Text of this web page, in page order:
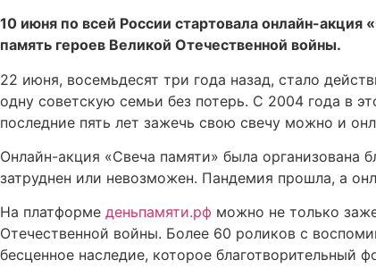
10 июня по всей России стартовала онлайн-акция
память героев Великой Отечественной войны.
22 июня, восемьдесят три года назад, стало
одну советскую семьи без потерь. С 2004 года в
последние пять лет зажечь свою свечу можно и
Онлайн-акция «Свеча памяти» была организована
затруднен или невозможен. Пандемия прошла, а
На платформе деньпамяти.рф можно не только
Отечественной войны. Более 60 роликов с
бесценное наследие, которое благотворительный